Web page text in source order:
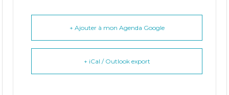
+ Ajouter à mon Agenda Google
+ iCal / Outlook export